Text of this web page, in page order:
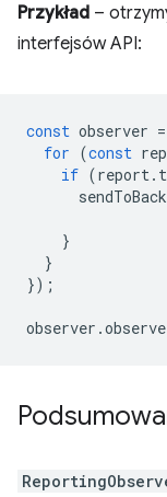
Przykład –
interfejsów API:
const observer =
for (const
if (report.
}
}
});
observer .observe